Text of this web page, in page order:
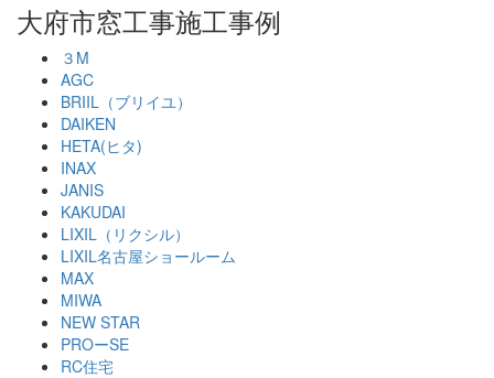
大府市窓工事施工事例
３M
AGC
BRIIL（ブリイユ）
DAIKEN
HETA(ヒタ)
INAX
JANIS
KAKUDAI
LIXIL（リクシル）
LIXIL名古屋ショールーム
MAX
MIWA
NEW STAR
PROーSE
RC住宅